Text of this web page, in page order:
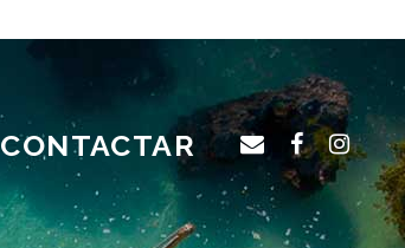
CONTACTAR